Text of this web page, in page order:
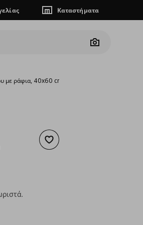
Καταστήματα
Camera
με ράφια, 40x60 cm
Προσθήκη στα αγαπημένα